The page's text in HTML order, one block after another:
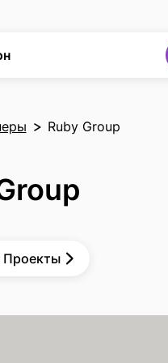
Ruby Group
Проекты